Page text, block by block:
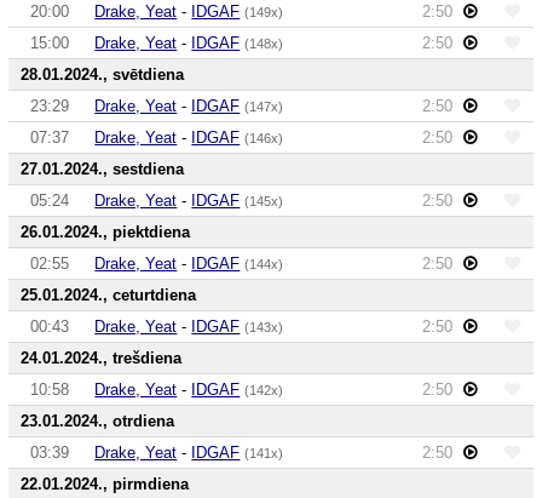
20:00
Drake, Yeat - IDGAF (149x)
2:50
15:00
Drake, Yeat - IDGAF (148x)
2:50
28.01.2024., svētdiena
23:29
Drake, Yeat - IDGAF (147x)
2:50
07:37
Drake, Yeat - IDGAF (146x)
2:50
27.01.2024., sestdiena
05:24
Drake, Yeat - IDGAF (145x)
2:50
26.01.2024., piektdiena
02:55
Drake, Yeat - IDGAF (144x)
2:50
25.01.2024., ceturtdiena
00:43
Drake, Yeat - IDGAF (143x)
2:50
24.01.2024., trešdiena
10:58
Drake, Yeat - IDGAF (142x)
2:50
23.01.2024., otrdiena
03:39
Drake, Yeat - IDGAF (141x)
2:50
22.01.2024., pirmdiena